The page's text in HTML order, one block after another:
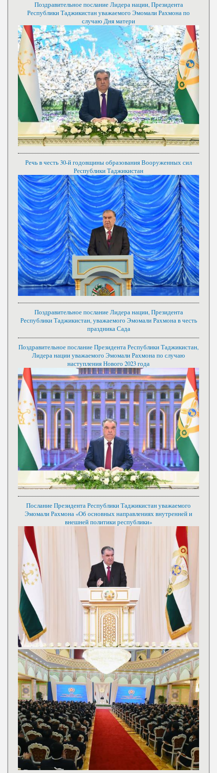
Поздравительное послание Лидера нации, Президента
Республики Таджикистан уважаемого Эмомали Рахмона по
случаю Дня матери
Речь в честь 30-й годовщины образования Вооруженных сил
Республики Таджикистан
Поздравительное послание Лидера нации, Президента
Республики Таджикистан, уважаемого Эмомали Рахмона в честь
праздника Сада
Поздравительное послание Президента Республики Таджикистан,
Лидера нации уважаемого Эмомали Рахмона по случаю
наступления Нового 2023 года
Послание Президента Республики Таджикистан уважаемого
Эмомали Рахмона «Об основных направлениях внутренней и
внешней политики республики»